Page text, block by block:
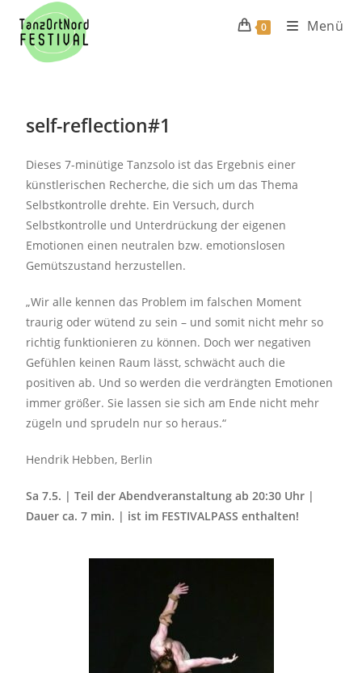
0 Menü
self-reflection#1
Dieses 7-minütige Tanzsolo ist das Ergebnis einer
künstlerischen Recherche, die sich um das Thema
Selbstkontrolle drehte. Ein Versuch, durch
Selbstkontrolle und Unterdrückung der eigenen
Emotionen einen neutralen bzw. emotionslosen
Gemütszustand herzustellen.
„Wir alle kennen das Problem im falschen Moment
traurig oder wütend zu sein – und somit nicht mehr so
richtig funktionieren zu können. Doch wer negativen
Gefühlen keinen Raum lässt, schwächt auch die
positiven ab. Und so werden die verdrängten Emotionen
immer größer. Sie lassen sie sich am Ende nicht mehr
zügeln und sprudeln nur so heraus.“
Hendrik Hebben, Berlin
Sa 7.5. | Teil der Abendveranstaltung ab 20:30 Uhr |
Dauer ca. 7 min. | ist im FESTIVALPASS enthalten!